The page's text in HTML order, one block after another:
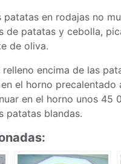
en rodajas no
de patatas y cebolla,
de oliva.
encima de las
el horno precalentado
en el horno unos 45
patatas blandas.